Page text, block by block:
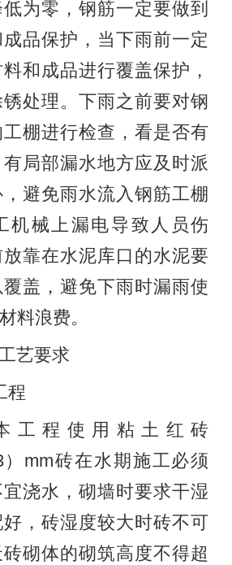
为零，钢筋一定要做到
品保护，当下雨前一定
和成品进行覆盖保护，
处理。下雨之前要对钢
棚进行检查，看是否有
局部漏水地方应及时派
避免雨水流入钢筋工棚
机械上漏电导致人员伤
靠在水泥库口的水泥要
盖，避免下雨时漏雨使
料浪费。
艺要求
程
工程使用粘土红砖
）mm砖在水期施工必须
浇水，砌墙时要求干湿
，砖湿度较大时砖不可
砌体的砌筑高度不得超